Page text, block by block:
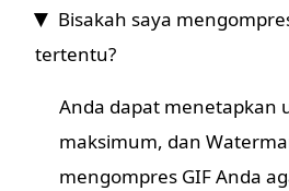
Bisakah saya
tertentu?
Anda dapat menetapkan
maksimum, dan
mengompres GIF Anda